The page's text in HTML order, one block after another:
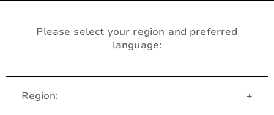
Please select your region and preferred
language:
Region: +
Servizio clienti